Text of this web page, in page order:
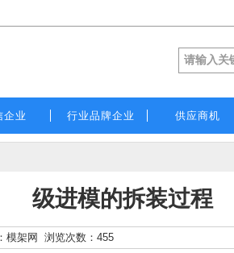
企业 行业品牌企业 供应商机
级进模的拆装过程
模架网 浏览次数： 455